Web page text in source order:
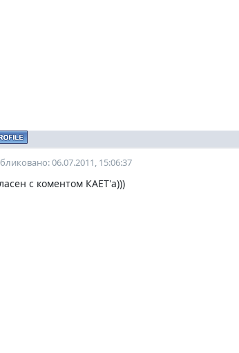
06.07.2011, 15:06:37
с коментом КАЕТ'а)))